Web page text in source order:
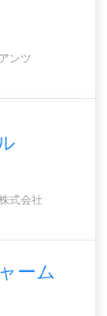
ンツ
式会社
ーム